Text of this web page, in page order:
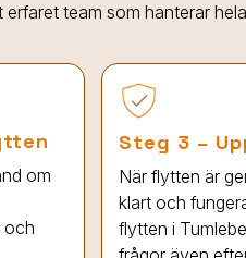
team som hanterar
om
och
Steg 3 –
När flytten är
klart och
flytten i